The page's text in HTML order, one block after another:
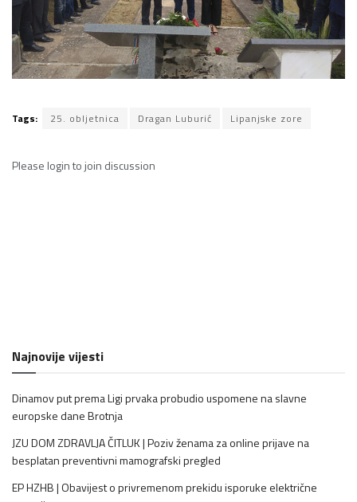
Tags: 25. obljetnica Dragan Luburić Lipanjske zore
Please loginto join discussion
Najnovije vijesti
Dinamov put prema Ligi prvaka probudio uspomene na slavne
europske dane Brotnja
JZU DOM ZDRAVLJA ČITLUK | Poziv ženama za online prijave na
besplatan preventivni mamografski pregled
EP HZHB | Obavijest o privremenom prekidu isporuke električne